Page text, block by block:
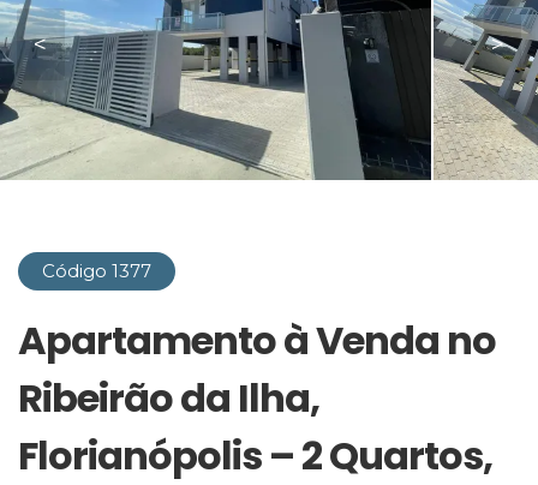
< >
Código 1377
Apartamento à Venda no
Ribeirão da Ilha,
Florianópolis – 2 Quartos,